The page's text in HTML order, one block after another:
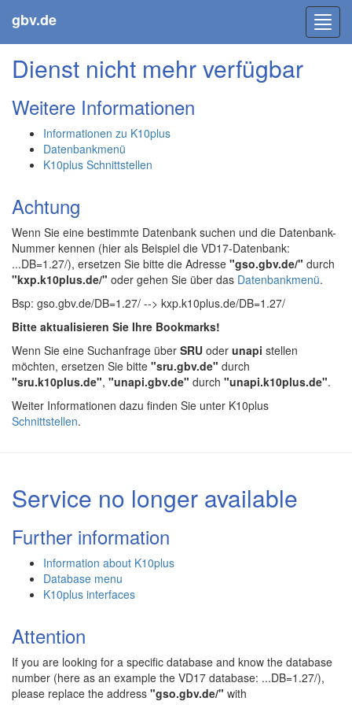
gbv.de
Dienst nicht mehr verfügbar
Weitere Informationen
Informationen zu K10plus
Datenbankmenü
K10plus Schnittstellen
Achtung
Wenn Sie eine bestimmte Datenbank suchen und die Datenbank-
Nummer kennen (hier als Beispiel die VD17-Datenbank:
...DB=1.27/), ersetzen Sie bitte die Adresse "gso.gbv.de/" durch
"kxp.k10plus.de/" oder gehen Sie über das Datenbankmenü.
Bsp: gso.gbv.de/DB=1.27/ --> kxp.k10plus.de/DB=1.27/
Bitte aktualisieren Sie Ihre Bookmarks!
Wenn Sie eine Suchanfrage über SRU oder unapi stellen
möchten, ersetzen Sie bitte "sru.gbv.de" durch
"sru.k10plus.de", "unapi.gbv.de" durch "unapi.k10plus.de".
Weiter Informationen dazu finden Sie unter K10plus
Schnittstellen.
Service no longer available
Further information
Information about K10plus
Database menu
K10plus interfaces
Attention
If you are looking for a specific database and know the database
number (here as an example the VD17 database: ...DB=1.27/),
please replace the address "gso.gbv.de/" with